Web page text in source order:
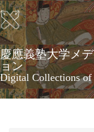
Skip
to
main
content
慶應義塾大学メ
ョン
Digital Collections